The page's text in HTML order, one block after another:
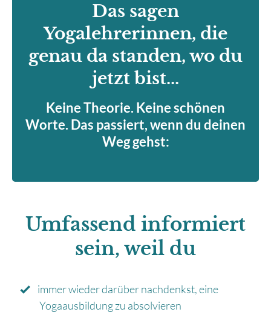
Das sagen
Yogalehrerinnen, die
genau da standen, wo du
jetzt bist...
Keine Theorie. Keine schönen
Worte. Das passiert, wenn du deinen
Weg gehst:
Umfassend informiert
sein, weil du
immer wieder darüber nachdenkst, eine
Yogaausbildung zu absolvieren